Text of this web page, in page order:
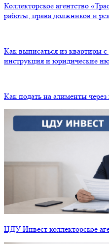
Коллекторское агентство
работы, права должников и
Как выписаться из квартиры
инструкция и юридические
Как подать на алименты через
ЦДУ Инвест коллекторское